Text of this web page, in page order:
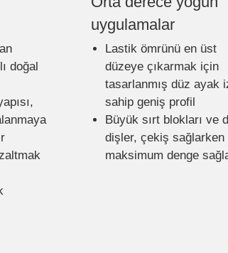
doğal
uygulamalar
Lastik ömrünü en üst
düzeye çıkarmak için
tasarlanmış düz ayak
sahip geniş profil
Büyük sırt blokları ve
dişler, çekiş sağlarken
maksimum denge